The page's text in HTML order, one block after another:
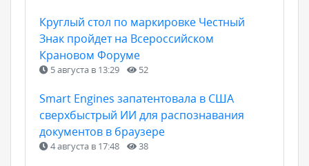
Круглый стол по маркировке Честный
Знак пройдет на Всероссийском
Крановом Форуме
5 августа в 13:29 52
Smart Engines запатентовала в США
сверхбыстрый ИИ для распознавания
документов в браузере
4 августа в 17:48 38